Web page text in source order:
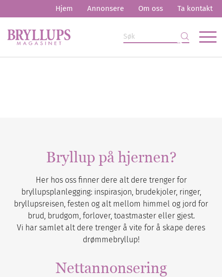
Hjem Annonsere Om oss Ta kontakt
Bryllup på hjernen?
Her hos oss finner dere alt dere trenger for
bryllupsplanlegging: inspirasjon, brudekjoler, ringer,
bryllupsreisen, festen og alt mellom himmel og jord for
brud, brudgom, forlover, toastmaster eller gjest.
Vi har samlet alt dere trenger å vite for å skape deres
drømmebryllup!
Nettannonsering